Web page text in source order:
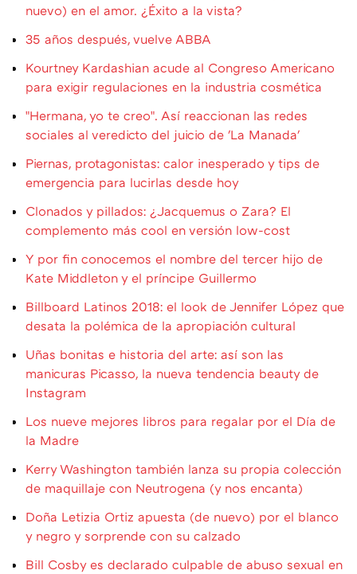
nuevo) en el amor. ¿Éxito a la vista?
35 años después, vuelve ABBA
Kourtney Kardashian acude al Congreso Americano
para exigir regulaciones en la industria cosmética
"Hermana, yo te creo". Así reaccionan las redes
sociales al veredicto del juicio de 'La Manada'
Piernas, protagonistas: calor inesperado y tips de
emergencia para lucirlas desde hoy
Clonados y pillados: ¿Jacquemus o Zara? El
complemento más cool en versión low-cost
Y por fin conocemos el nombre del tercer hijo de
Kate Middleton y el príncipe Guillermo
Billboard Latinos 2018: el look de Jennifer López que
desata la polémica de la apropiación cultural
Uñas bonitas e historia del arte: así son las
manicuras Picasso, la nueva tendencia beauty de
Instagram
Los nueve mejores libros para regalar por el Día de
la Madre
Kerry Washington también lanza su propia colección
de maquillaje con Neutrogena (y nos encanta)
Doña Letizia Ortiz apuesta (de nuevo) por el blanco
y negro y sorprende con su calzado
Bill Cosby es declarado culpable de abuso sexual en